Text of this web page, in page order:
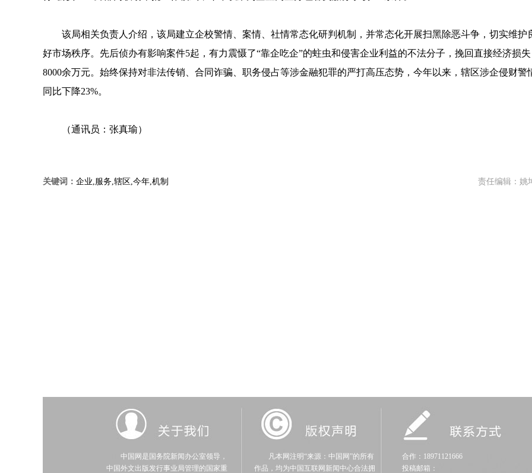
该局相关负责人介绍，该局建立企校警情、案情、社情常态化研判机制，并常态化开展扫黑除恶斗争，切实维护
好市场秩序。先后侦办有影响案件5起，有力震慑了“靠企吃企”的蛀虫和侵害企业利益的不法分子，挽回直接经济损失
8000余万元。始终保持对非法传销、合同诈骗、职务侵占等涉金融犯罪的严打高压态势，今年以来，辖区涉企侵财警
同比下降23%。
（通讯员：张真瑜）
关键词： 企业,服务,辖区,今年,机制 责任编辑：姚